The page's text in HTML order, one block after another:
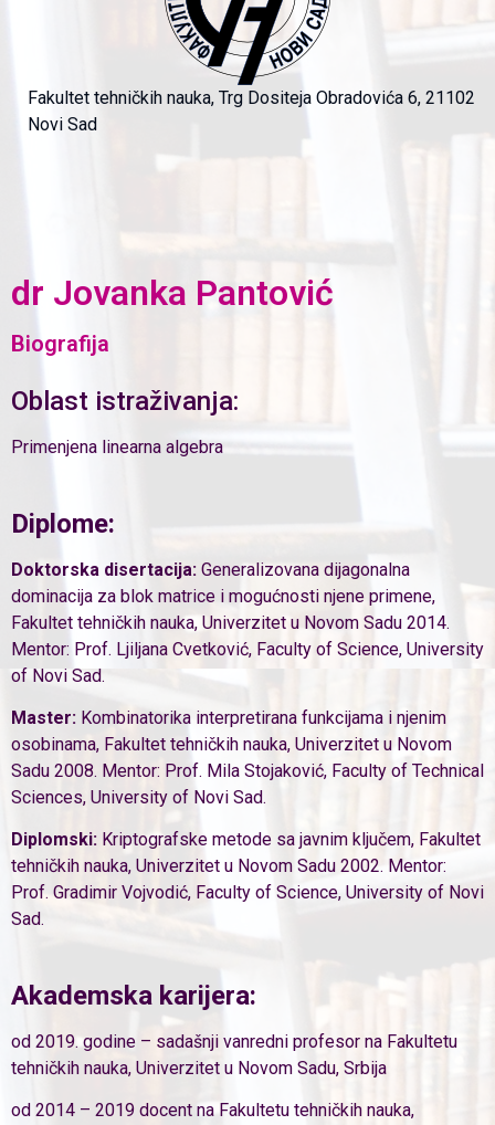
Fakultet tehničkih nauka, Trg Dositeja Obradovića 6, 21102
Novi Sad
dr Jovanka Pantović
Biografija
Oblast istraživanja:
Primenjena linearna algebra
Diplome:
Doktorska disertacija: Generalizovana dijagonalna
dominacija za blok matrice i mogućnosti njene primene,
Fakultet tehničkih nauka, Univerzitet u Novom Sadu 2014.
Mentor: Prof. Ljiljana Cvetković, Faculty of Science, University
of Novi Sad.
Master: Kombinatorika interpretirana funkcijama i njenim
osobinama, Fakultet tehničkih nauka, Univerzitet u Novom
Sadu 2008. Mentor: Prof. Mila Stojaković, Faculty of Technical
Sciences, University of Novi Sad.
Diplomski: Kriptografske metode sa javnim ključem, Fakultet
tehničkih nauka, Univerzitet u Novom Sadu 2002. Mentor:
Prof. Gradimir Vojvodić, Faculty of Science, University of Novi
Sad.
Akademska karijera:
od 2019. godine – sadašnji vanredni profesor na Fakultetu
tehničkih nauka, Univerzitet u Novom Sadu, Srbija
od 2014 – 2019 docent na Fakultetu tehničkih nauka,